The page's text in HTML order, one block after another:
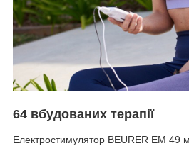
64 вбудованих терапії
Електростимулятор BEURER EM 49